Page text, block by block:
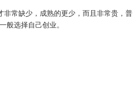
常缺少，成熟的更少，而且非常贵，普
般选择自己创业。